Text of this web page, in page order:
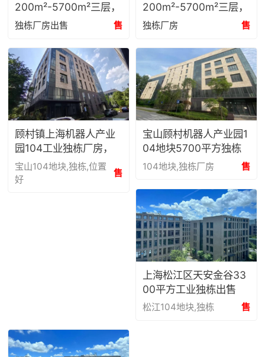
200m²-5700m²三层，
三层半独栋厂房出售！
制造产业园
独栋厂房出售 售
200m²-5700m²三层，
三层半独栋厂房出售！
制造产业园
独栋厂房 售
顾村镇上海机器人产业
园104工业独栋厂房，
面积4300平出售
宝山104地块,独栋,位置
好
售
宝山顾村机器人产业园1
04地块5700平方独栋
组装、研发、办公和展
104地块,独栋厂房 售
上海松江区天安金谷33
00平方工业独栋出售
松江104地块,独栋 售